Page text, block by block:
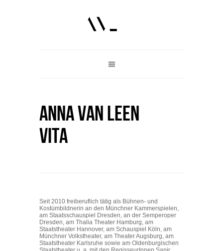
anna van leen
vita
Seit 2010 freiberuflich tätig als Bühnen- und
Kostümbildnerin an den Münchner Kammerspielen,
am Staatsschauspiel Dresden, an der Semperoper
Dresden, am Thalia Theater Hamburg, am
Staatstheater Hannover, am Schauspiel Köln, am
Münchner Volkstheater, am Theater Augsburg, am
Staatstheater Karlsruhe sowie am Oldenburgischen